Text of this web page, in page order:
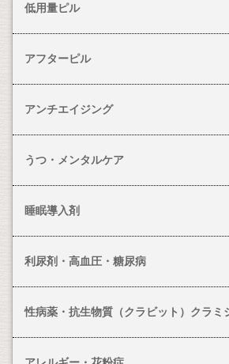
低用量ピル
アフターピル
アンチエイジング
うつ・メンタルケア
睡眠導入剤
利尿剤・高血圧・糖尿病
性病薬・抗生物質（クラビット）クラミ